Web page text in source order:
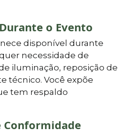
o Evento
disponível durante
necessidade de
iluminação, reposição de
técnico. Você expõe
tem respaldo
Conformidade